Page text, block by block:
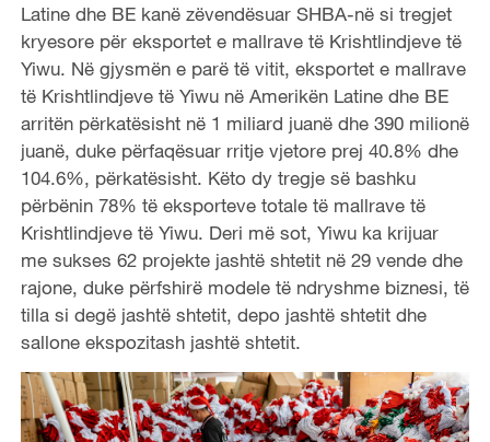
Latine dhe BE kanë zëvendësuar SHBA-në si tregjet
kryesore për eksportet e mallrave të Krishtlindjeve të
Yiwu. Në gjysmën e parë të vitit, eksportet e mallrave
të Krishtlindjeve të Yiwu në Amerikën Latine dhe BE
arritën përkatësisht në 1 miliard juanë dhe 390 milionë
juanë, duke përfaqësuar rritje vjetore prej 40.8% dhe
104.6%, përkatësisht. Këto dy tregje së bashku
përbënin 78% të eksporteve totale të mallrave të
Krishtlindjeve të Yiwu. Deri më sot, Yiwu ka krijuar
me sukses 62 projekte jashtë shtetit në 29 vende dhe
rajone, duke përfshirë modele të ndryshme biznesi, të
tilla si degë jashtë shtetit, depo jashtë shtetit dhe
sallone ekspozitash jashtë shtetit.